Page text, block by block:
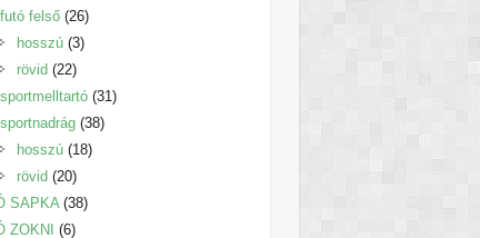
futó felső 2626
termék
hosszú 33
rövid 2222
termék
sportmelltartó 3131
sportnadrág 3838
hosszú 1818
rövid 2020
termék
SAPKA 3838
ZOKNI 66